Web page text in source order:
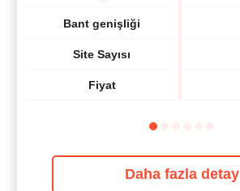
Bant genişliği
Site Sayısı
Fiyat
Daha fazla detay